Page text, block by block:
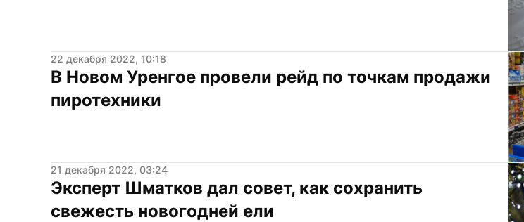
22 декабря 2022, 10:18
В Новом Уренгое провели рейд по точкам продажи
пиротехники
21 декабря 2022, 03:24
Эксперт Шматков дал совет, как сохранить
свежесть новогодней ели